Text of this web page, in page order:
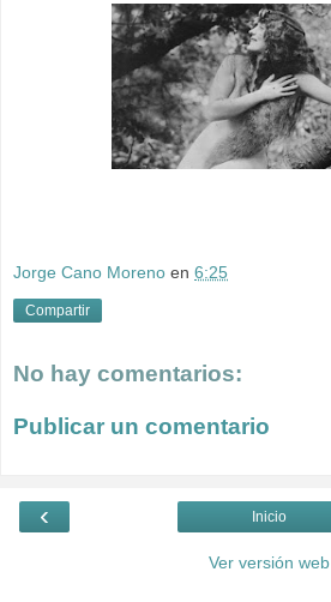
Jorge Cano Moreno en 6:25
Compartir
No hay comentarios:
Publicar un comentario
‹ Inicio
Ver versión web